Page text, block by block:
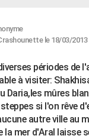
le 18/03/2013
périodes de
à visiter:
Daria,les mûres
si l'on rêve
autre ville au
la mer d'Aral laisse